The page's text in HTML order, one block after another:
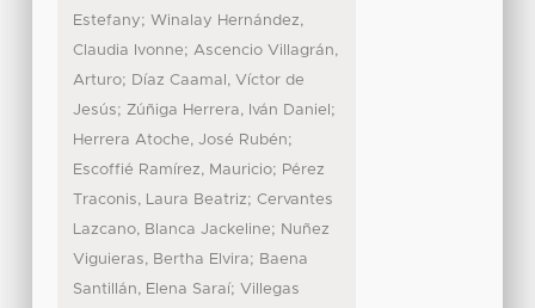
Estefany; Winalay Hernández,
Claudia Ivonne; Ascencio Villagrán,
Arturo; Díaz Caamal, Víctor de
Jesús; Zúñiga Herrera, Iván Daniel ;
Herrera Atoche, José Rubén;
Escoffié Ramírez, Mauricio; Pérez
Traconis, Laura Beatriz; Cervantes
Lazcano, Blanca Jackeline; Nuñez
Viguieras, Bertha Elvira; Baena
Santillán, Elena Saraí; Villegas